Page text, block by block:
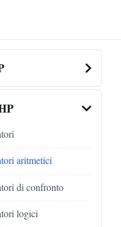
aritmetici
di confronto
logici